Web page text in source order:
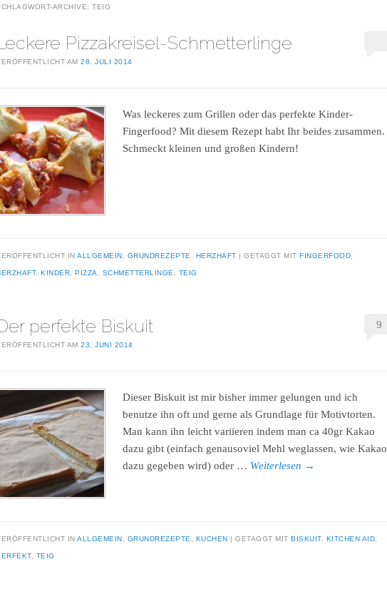
ARCHIVE: TEIG
Pizzakreisel-Schmetterlinge
AM 28. JULI 2014
Was leckeres zum Grillen oder das perfekte Kinder-
Fingerfood? Mit diesem Rezept habt Ihr beides zusammen.
Schmeckt kleinen und großen Kindern!
IN ALLGEMEIN GRUNDREZEPTE HERZHAFT GETAGGT MIT FINGERFOOD
, KINDER PIZZA SCHMETTERLINGE TEIG
perfekte Biskuit
AM 23. JUNI 2014
9
Dieser Biskuit ist mir bisher immer gelungen und ich
benutze ihn oft und gerne als Grundlage für Motivtorten.
Man kann ihn leicht variieren indem man ca 40gr Kakao
dazu gibt (einfach genausoviel Mehl weglassen, wie Kakao
dazu gegeben wird) oder … Weiterlesen →
IN ALLGEMEIN GRUNDREZEPTE KUCHEN GETAGGT MIT BISKUIT, KITCHEN AID
, TEIG